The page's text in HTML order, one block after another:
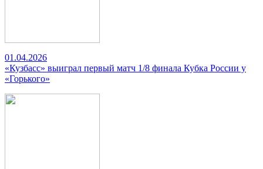
01.04.2026
«Кузбасс» выиграл первый матч 1/8 финала Кубка России у
«Горького»